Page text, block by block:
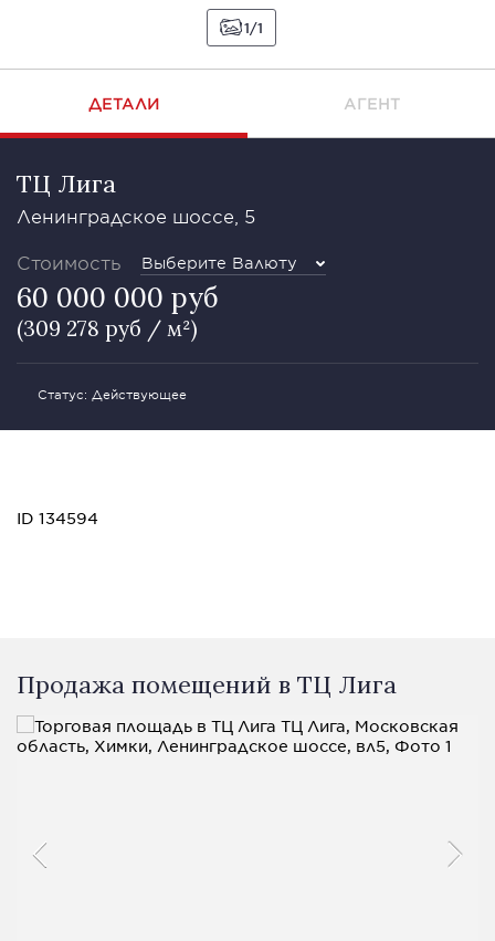
1 1
ДЕТАЛИ АГЕНТ
ТЦ Лига
Ленинградское шоссе, 5
Стоимость Выберите Валюту
60 000 000 руб
(309 278 руб / м²)
Статус: Действующее
ID 134594
Продажа помещений в ТЦ Лига